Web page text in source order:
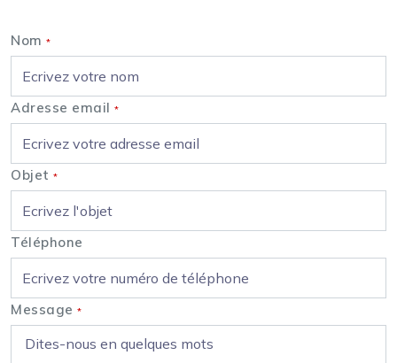
Nom *
Adresse email *
Objet *
Téléphone
Message *